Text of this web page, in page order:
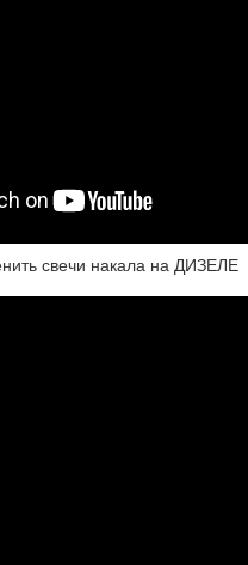
свечи накала на ДИЗЕЛЕ